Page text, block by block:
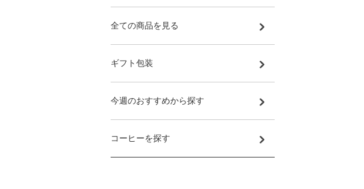
全ての商品を見る
ギフト包装
今週のおすすめから探す
コーヒーを探す